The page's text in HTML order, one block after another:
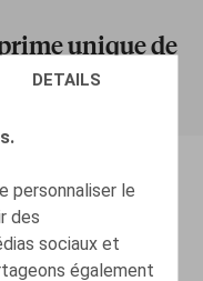
DETAILS
personnaliser le
des
sociaux et
également
unique de